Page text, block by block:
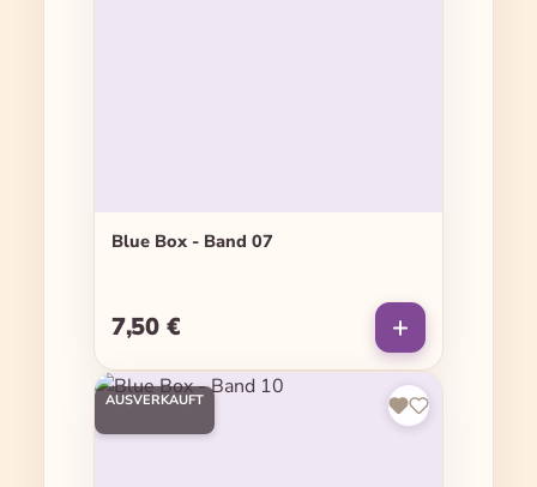
Blue Box - Band 07
Regulärer Preis:
7,50 €
AUSVERKAUFT